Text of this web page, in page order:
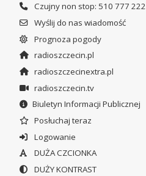
Czujny non stop: 510 777 222
Wyślij do nas wiadomość
Prognoza pogody
radioszczecin.pl
radioszczecinextra.pl
radioszczecin.tv
Biuletyn Informacji Publicznej
Posłuchaj teraz
Logowanie
DUŻA CZCIONKA
DUŻY KONTRAST